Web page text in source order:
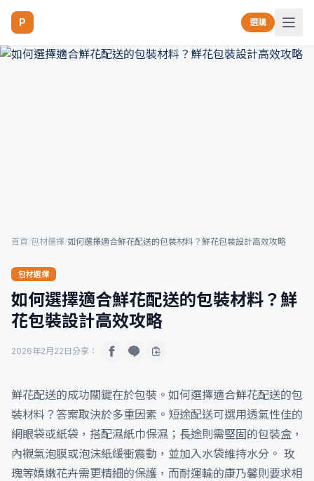
P 選購
首頁/包材選擇/如何選擇適合鮮花配送的包裝材料？鮮花包裝設計高效攻略
包材選擇
如何選擇適合鮮花配送的包裝材料？鮮
花包裝設計高效攻略
2026年2月22日 分享：
鮮花配送的成功關鍵在於包裝。如何選擇適合鮮花配送的包
裝材料？答案取決於多重因素。短途配送可選用透氣性佳的
網眼袋或紙袋，搭配濕紙巾保濕；長途則需堅固的包裝盒，
內襯氣泡膜或泡沫紙緩衝震動，並加入水袋維持水分。 玫
瑰等嬌嫩花卉需更精細的保護，而耐運輸的康乃馨則要求相